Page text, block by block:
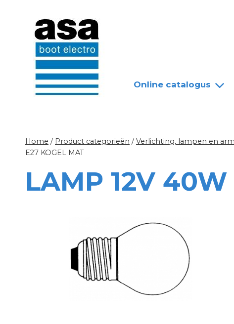
Online catalogus
Home / Product categorieën / Verlichting, lampen en
E27 KOGEL MAT
LAMP 12V